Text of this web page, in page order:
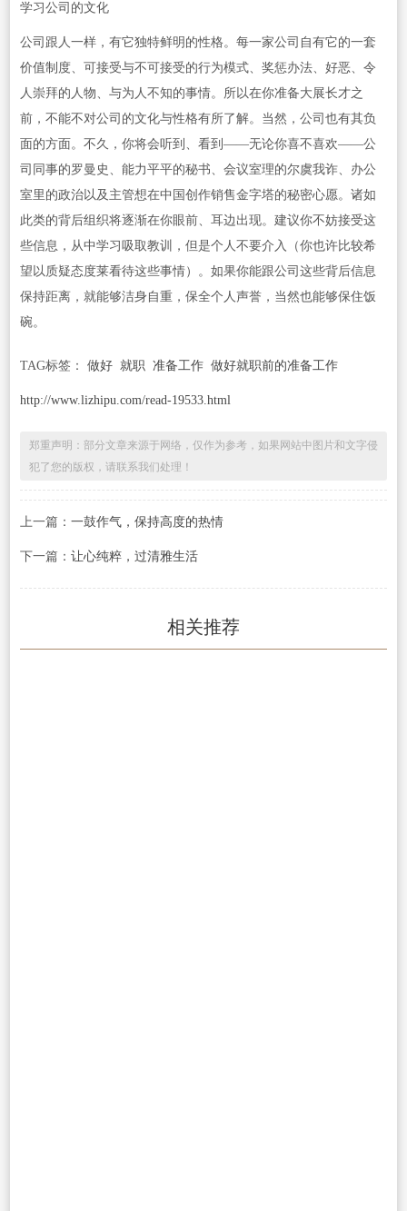
学习公司的文化
公司跟人一样，有它独特鲜明的性格。每一家公司自有它的一套
价值制度、可接受与不可接受的行为模式、奖惩办法、好恶、令
人崇拜的人物、与为人不知的事情。所以在你准备大展长才之
前，不能不对公司的文化与性格有所了解。当然，公司也有其负
面的方面。不久，你将会听到、看到——无论你喜不喜欢——公
司同事的罗曼史、能力平平的秘书、会议室理的尔虞我诈、办公
室里的政治以及主管想在中国创作销售金字塔的秘密心愿。诸如
此类的背后组织将逐渐在你眼前、耳边出现。建议你不妨接受这
些信息，从中学习吸取教训，但是个人不要介入（你也许比较希
望以质疑态度莱看待这些事情）。如果你能跟公司这些背后信息
保持距离，就能够洁身自重，保全个人声誉，当然也能够保住饭
碗。
TAG标签： 做好 就职 准备工作 做好就职前的准备工作
http://www.lizhipu.com/read-19533.html
郑重声明：部分文章来源于网络，仅作为参考，如果网站中图片和文字侵
犯了您的版权，请联系我们处理！
上一篇： 一鼓作气，保持高度的热情
下一篇： 让心纯粹，过清雅生活
相关推荐